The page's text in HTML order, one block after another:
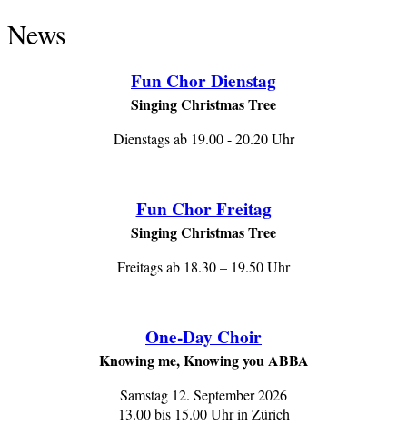
News
Fun Chor Dienstag
Singing Christmas Tree
Dienstags ab 19.00 - 20.20 Uhr
Fun Chor Freitag
Singing Christmas Tree
Freitags ab 18.30 – 19.50 Uhr
One-Day Choir
Knowing me, Knowing you ABBA
Samstag 12. September 2026
13.00 bis 15.00 Uhr in Zürich